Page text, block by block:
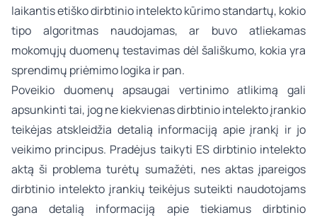
laikantis etiško dirbtinio intelekto kūrimo standartų, kokio
tipo algoritmas naudojamas, ar buvo atliekamas
mokomųjų duomenų testavimas dėl šališkumo, kokia yra
sprendimų priėmimo logika ir pan.
Poveikio duomenų apsaugai vertinimo atlikimą gali
apsunkinti tai, jog ne kiekvienas dirbtinio intelekto įrankio
teikėjas atskleidžia detalią informaciją apie įrankį ir jo
veikimo principus. Pradėjus taikyti ES dirbtinio intelekto
aktą ši problema turėtų sumažėti, nes aktas įpareigos
dirbtinio intelekto įrankių teikėjus suteikti naudotojams
gana detalią informaciją apie tiekiamus dirbtinio